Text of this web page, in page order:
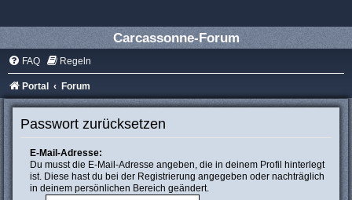
Carcassonne-Forum
FAQ Regeln
Portal Forum
Passwort zurücksetzen
E-Mail-Adresse:
Du musst die E-Mail-Adresse angeben, die in deinem Profil hinterlegt
ist. Diese hast du bei der Registrierung angegeben oder nachträglich
in deinem persönlichen Bereich geändert.